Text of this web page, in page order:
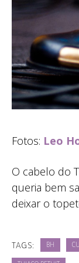
Fotos: Leo
O cabelo do
queria bem
deixar o
TAGS: BH